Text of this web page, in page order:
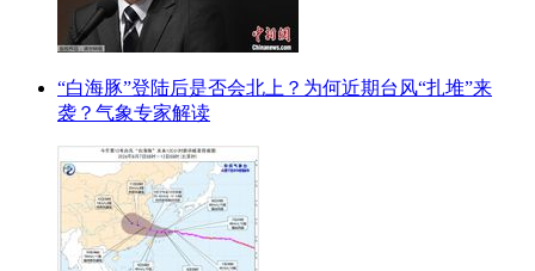
“白海豚”登陆后是否会北上？为何近期台风“扎堆”来
袭？气象专家解读